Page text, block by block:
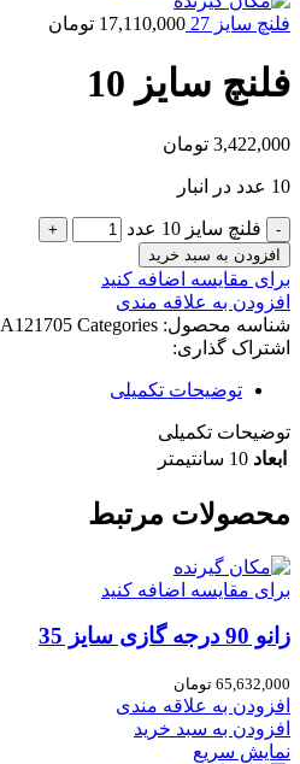
فلنچ سایز 27 17,110,000 تومان
فلنچ سایز 10
3,422,000 تومان
10 عدد در انبار
فلنچ سایز 10 عدد
افزودن به سبد خرید
برای مقایسه اضافه کنید
افزودن به علاقه مندی
شناسه محصول:
A121705 Categories:
اشتراک گذاری:
توضیحات تکمیلی
توضیحات تکمیلی
ابعاد 10 سانتیمتر
محصولات مرتبط
برای مقایسه اضافه کنید
زانو 90 درجه گازی سایز 35
65,632,000 تومان
افزودن به علاقه مندی
افزودن به سبد خرید
نمایش سریع